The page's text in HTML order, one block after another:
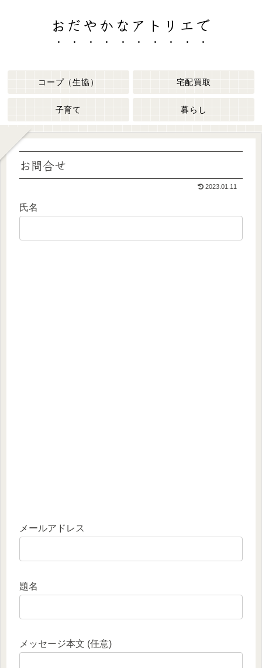
おだやかなアトリエで
コープ（生協） 宅配買取
子育て 暮らし
お問合せ
2023.01.11
氏名
メールアドレス
題名
メッセージ本文 (任意)